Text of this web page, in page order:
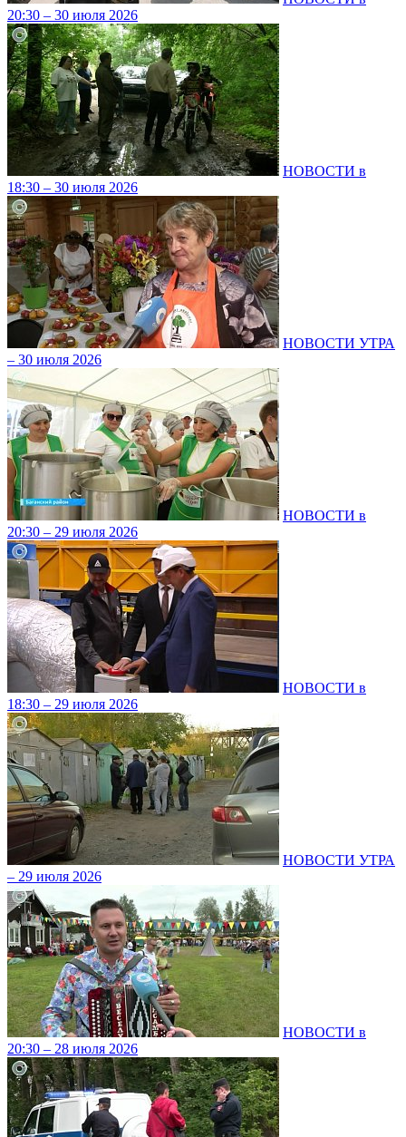
20:30 – 30 июля 2026
НОВОСТИ в
18:30 – 30 июля 2026
НОВОСТИ УТРА
– 30 июля 2026
НОВОСТИ в
20:30 – 29 июля 2026
НОВОСТИ в
18:30 – 29 июля 2026
НОВОСТИ УТРА
– 29 июля 2026
НОВОСТИ в
20:30 – 28 июля 2026